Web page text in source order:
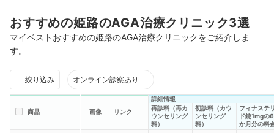
おすすめの姫路のAGA治療クリニック3選
マイベストおすすめの姫路のAGA治療クリニックをご紹介しま
す。
絞り込み オンライン診察あり
商品 画像 リンク
詳細情報
再診料（再カ
ウンセリング
料）
初診料（カウ
ンセリング
料）
フィナステ
ド錠1mgの6
か月分の料